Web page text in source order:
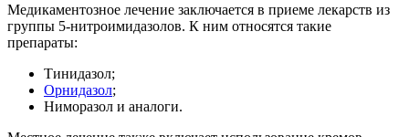
Медикаментозное лечение заключается в приеме лекарств из
группы 5-нитроимидазолов. К ним относятся такие
препараты:
Тинидазол;
Орнидазол;
Ниморазол и аналоги.